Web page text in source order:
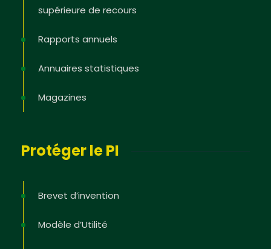
supérieure de recours
Rapports annuels
Annuaires statistiques
Magazines
Protéger le PI
Brevet d’invention
Modèle d’Utilité